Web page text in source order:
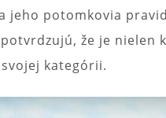
jeho potomkovia
že je
kategórii.